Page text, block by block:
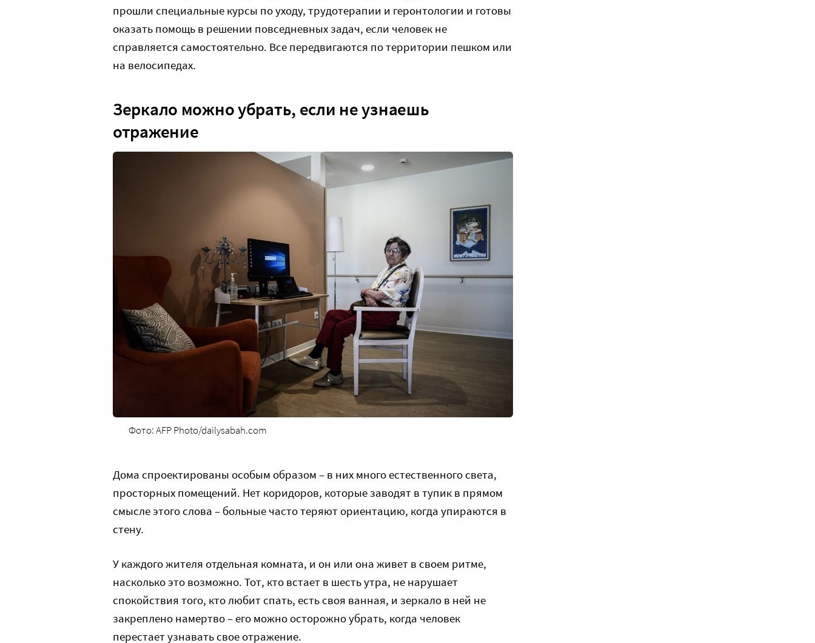
прошли специальные курсы по уходу, трудотерапии и геронтологии и готовы
оказать помощь в решении повседневных задач, если человек не
справляется самостоятельно. Все передвигаются по территории пешком или
на велосипедах.
Зеркало можно убрать, если не узнаешь
отражение
Фото: AFP Photo/dailysabah.com
Дома спроектированы особым образом – в них много естественного света,
просторных помещений. Нет коридоров, которые заводят в тупик в прямом
смысле этого слова – больные часто теряют ориентацию, когда упираются в
стену.
У каждого жителя отдельная комната, и он или она живет в своем ритме,
насколько это возможно. Тот, кто встает в шесть утра, не нарушает
спокойствия того, кто любит спать, есть своя ванная, и зеркало в ней не
закреплено намертво – его можно осторожно убрать, когда человек
перестает узнавать свое отражение.